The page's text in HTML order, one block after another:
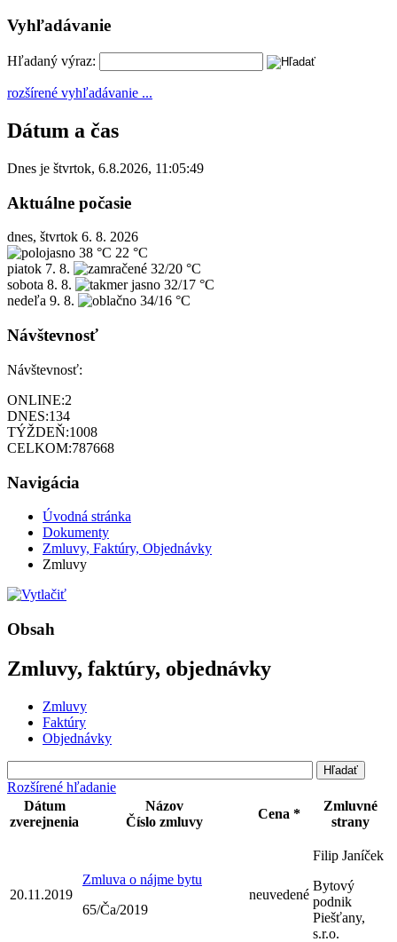
Vyhľadávanie
Hľadaný výraz:
rozšírené vyhľadávanie ...
Dátum a čas
Dnes je štvrtok, 6.8.2026, 11:05:49
Aktuálne počasie
dnes, štvrtok 6. 8. 2026
38 °C 22 °C
piatok 7. 8.
32/20 °C
sobota 8. 8.
32/17 °C
nedeľa 9. 8. 34/16 °C
Návštevnosť
Návštevnosť:
ONLINE:2
DNES:134
TÝŽDEŇ:1008
CELKOM:787668
Navigácia
Úvodná stránka
Dokumenty
Zmluvy, Faktúry, Objednávky
Zmluvy
Obsah
Zmluvy, faktúry, objednávky
Zmluvy
Faktúry
Objednávky
Rozšírené hľadanie
Dátum
zverejnenia
Názov
Číslo zmluvy
Cena *
Zmluvné
strany
20.11.2019
Zmluva o nájme bytu
65/Ča/2019
neuvedené
Filip Janíček
Bytový
podnik
Piešťany,
s.r.o.